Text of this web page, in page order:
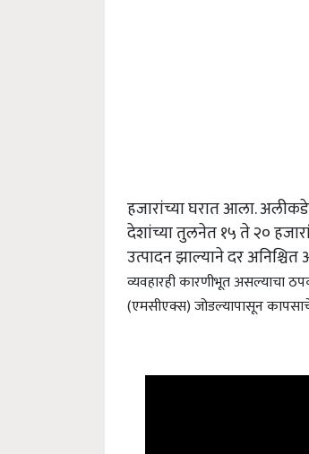
हजारांच्या घरात आला.
देशांच्या तुलनेत १५ ते २०
उत्पादन झाल्याने दर
व्यवहारही कारणीभूत असल्याचा
(एमसीएक्स) जोडल्यापासून